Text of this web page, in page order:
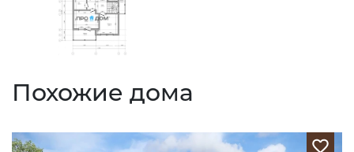
Похожие дома